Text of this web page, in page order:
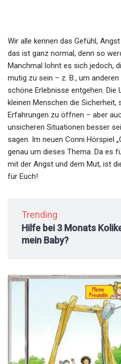
Wir alle kennen das Gefühl,
das ist ganz normal, denn so
Manchmal lohnt es sich jedoch,
mutig zu sein – z. B., um
schöne Erlebnisse entgehen.
kleinen Menschen die Sicherheit,
Erfahrungen zu öffnen – aber
unsicheren Situationen besser
sagen. Im neuen Conni Hörspiel
genau um dieses Thema. Da es
mit der Angst und dem Mut, ist
für Euch!
Trending
Hilfe bei 3 Monats
mein Baby?